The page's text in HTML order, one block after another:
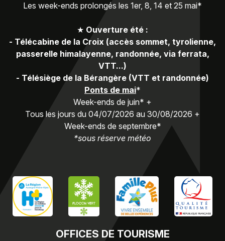
OFFICES DE TOURISME
Les week-ends prolongés les 1er, 8, 14 et 25 mai*
★ Ouverture été :
- Télécabine de la Croix (accès sommet, tyrolienne,
passerelle himalayenne, randonnée, via ferrata,
VTT...)
- Télésiège de la Bérangère (VTT et randonnée)
Ponts de mai*
Week-ends de juin* +
Tous les jours du 04/07/2026 au 30/08/2026 +
Week-ends de septembre*
*sous réserve météo